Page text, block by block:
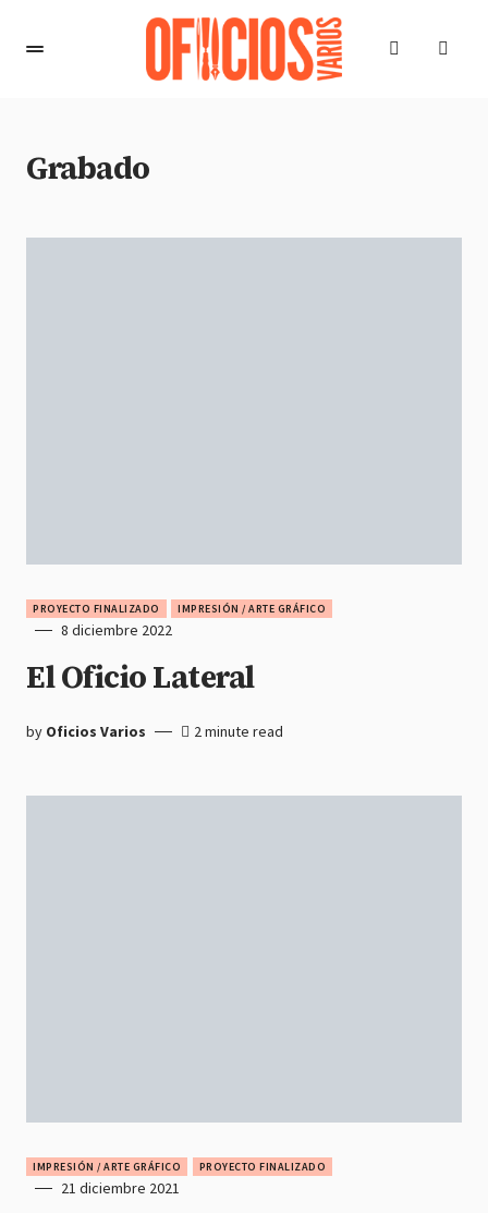
Grabado
PROYECTO FINALIZADO IMPRESIÓN / ARTE GRÁFICO
8 diciembre 2022
El Oficio Lateral
by Oficios Varios 2 minute read
IMPRESIÓN / ARTE GRÁFICO PROYECTO FINALIZADO
21 diciembre 2021